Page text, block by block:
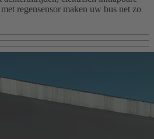
regensensor maken uw bus net zo